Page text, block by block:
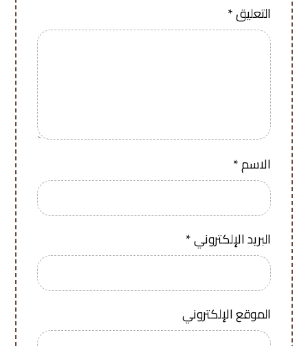
التعليق*
الاسم*
البريد الإلكتروني*
الموقع الإلكتروني